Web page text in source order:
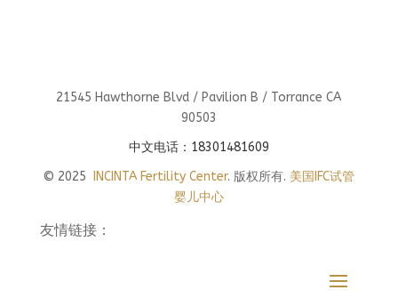
21545 Hawthorne Blvd / Pavilion B / Torrance CA
90503
中文电话：18301481609
© 2025
INCINTA Fertility Center. 版权所有. 美国IFC试管
婴儿中心
友情链接：